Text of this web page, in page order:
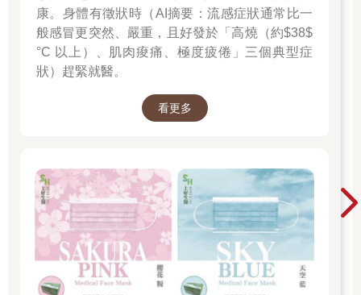
康。身體有徵狀時（AI摘要：流感症狀通常比一
般感冒更突然、嚴重，且好發於「高燒（約$38$
°C 以上）、肌肉痠痛、極度疲倦」三個典型症
狀）趕緊就醫。
看更多